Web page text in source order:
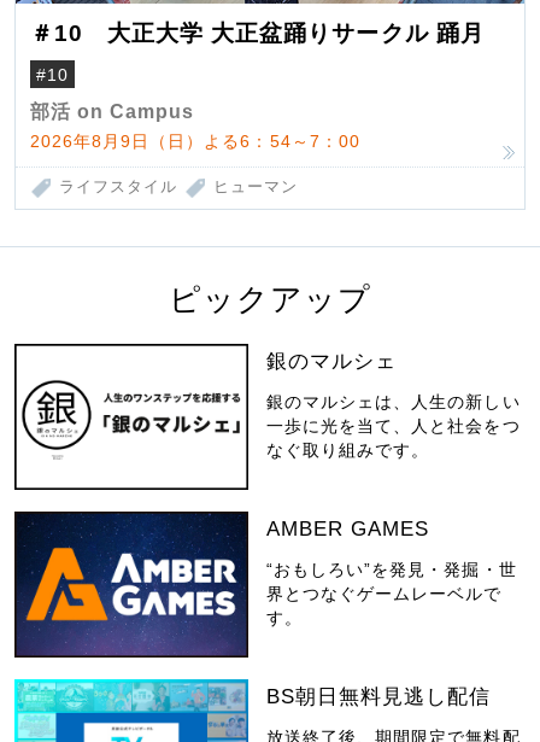
＃10 大正大学 大正盆踊りサークル 踊月
#10
部活 on Campus
2026年8月9日（日）よる6：54～7：00
ライフスタイル ヒューマン
ピックアップ
銀のマルシェ
銀のマルシェは、人生の新しい
一歩に光を当て、人と社会をつ
なぐ取り組みです。
AMBER GAMES
“おもしろい”を発見・発掘・世
界とつなぐゲームレーベルで
す。
BS朝日無料見逃し配信
放送終了後、期間限定で無料配